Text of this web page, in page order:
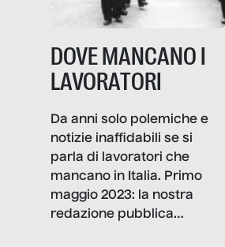
DOVE MANCANO I
LAVORATORI
Da anni solo polemiche e
notizie inaffidabili se si
parla di lavoratori che
mancano in Italia. Primo
maggio 2023: la nostra
redazione pubblica